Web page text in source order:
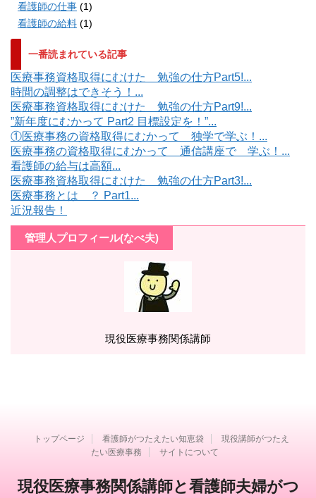
看護師の仕事 (1)
看護師の給料 (1)
一番読まれている記事
医療事務資格取得にむけた 勉強の仕方Part5!...
時間の調整はできそう！...
医療事務資格取得にむけた 勉強の仕方Part9!...
”新年度にむかって Part2 目標設定を！”...
①医療事務の資格取得にむかって 独学で学ぶ！...
医療事務の資格取得にむかって 通信講座で 学ぶ！...
看護師の給与は高額...
医療事務資格取得にむけた 勉強の仕方Part3!...
医療事務とは ？ Part1...
近況報告！
管理人プロフィール(なべ夫)
現役医療事務関係講師
トップページ 看護師がつたえたい知恵袋
現役講師がつたえ
たい医療事務
サイトについて
現役医療事務関係講師と看護師夫婦がつ